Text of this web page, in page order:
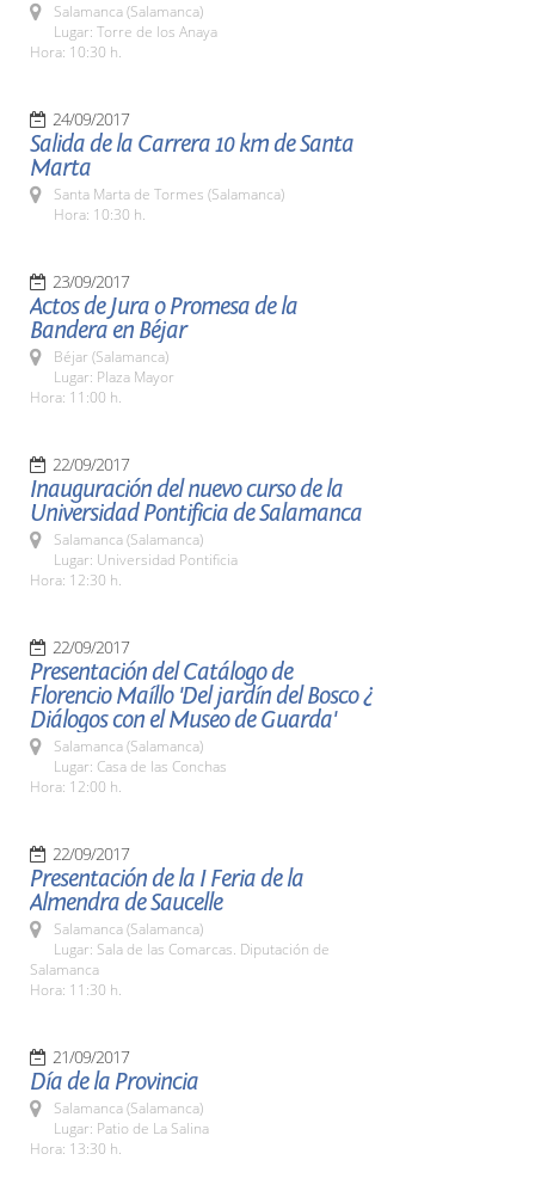
Salamanca (Salamanca)
Lugar: Torre de los Anaya
Hora: 10:30 h.
24/09/2017
Salida de la Carrera 10 km de Santa
Marta
Santa Marta de Tormes (Salamanca)
Hora: 10:30 h.
23/09/2017
Actos de Jura o Promesa de la
Bandera en Béjar
Béjar (Salamanca)
Lugar: Plaza Mayor
Hora: 11:00 h.
22/09/2017
Inauguración del nuevo curso de la
Universidad Pontificia de Salamanca
Salamanca (Salamanca)
Lugar: Universidad Pontificia
Hora: 12:30 h.
22/09/2017
Presentación del Catálogo de
Florencio Maíllo 'Del jardín del Bosco ¿
Diálogos con el Museo de Guarda'
Salamanca (Salamanca)
Lugar: Casa de las Conchas
Hora: 12:00 h.
22/09/2017
Presentación de la I Feria de la
Almendra de Saucelle
Salamanca (Salamanca)
Lugar: Sala de las Comarcas. Diputación de
Salamanca
Hora: 11:30 h.
21/09/2017
Día de la Provincia
Salamanca (Salamanca)
Lugar: Patio de La Salina
Hora: 13:30 h.